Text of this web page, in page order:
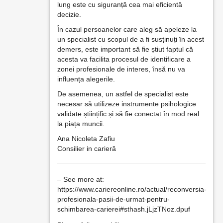
lung este cu siguranță cea mai eficientă
decizie.
În cazul persoanelor care aleg să apeleze la
un specialist cu scopul de a fi susținuți în acest
demers, este important să fie știut faptul că
acesta va facilita procesul de identificare a
zonei profesionale de interes, însă nu va
influența alegerile.
De asemenea, un astfel de specialist este
necesar să utilizeze instrumente psihologice
validate științific și să fie conectat în mod real
la piața muncii.
Ana Nicoleta Zafiu
Consilier in carieră
– See more at:
https://www.cariereonline.ro/actual/reconversia-
profesionala-pasii-de-urmat-pentru-
schimbarea-carierei#sthash.jLjzTNoz.dpuf